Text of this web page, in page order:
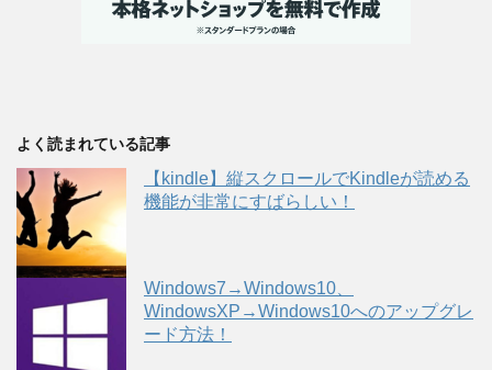
よく読まれている記事
【kindle】縦スクロールでKindleが読める
機能が非常にすばらしい！
Windows7→Windows10、
WindowsXP→Windows10へのアップグレ
ード方法！